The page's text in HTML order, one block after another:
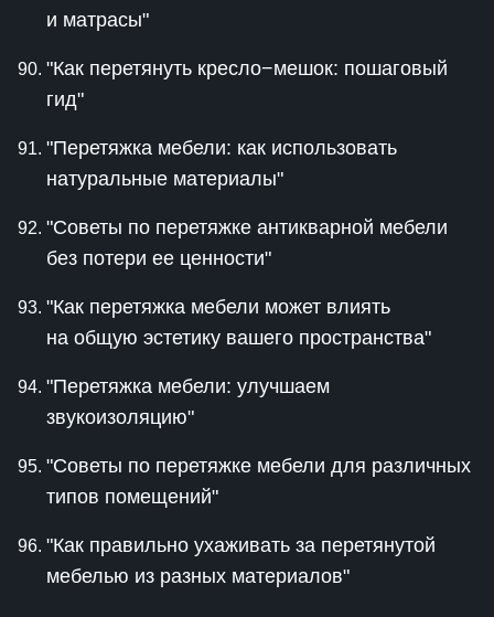
и матрасы"
"Как перетянуть кресло−мешок: пошаговый
гид"
"Перетяжка мебели: как использовать
натуральные материалы"
"Советы по перетяжке антикварной мебели
без потери ее ценности"
"Как перетяжка мебели может влиять
на общую эстетику вашего пространства"
"Перетяжка мебели: улучшаем
звукоизоляцию"
"Советы по перетяжке мебели для различных
типов помещений"
"Как правильно ухаживать за перетянутой
мебелью из разных материалов"